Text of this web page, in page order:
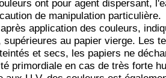
ont pour agent dispersant,
de manipulation particulière.
application des couleurs,
supérieures au papier vierge. Les
et secs, les papiers ne
primordiale en cas de très forte